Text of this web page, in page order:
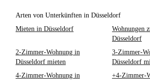
Arten von Unterkünften in Düsseldorf
Mieten in Düsseldorf
Wohnungen
Düsseldorf
2-Zimmer-Wohnung in
Düsseldorf mieten
3-Zimmer-
Düsseldorf
4-Zimmer-Wohnung in
+4-Zimmer-